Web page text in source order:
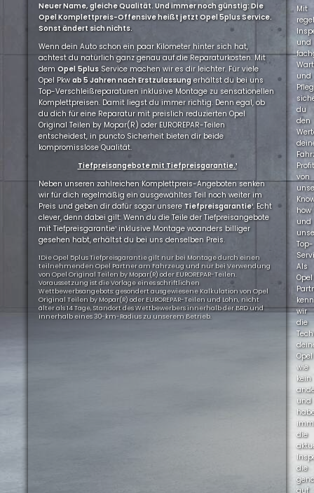
Neuer Name, gleiche Qualität. Und immer noch günstig: Die
Opel Komplettpreis-Offensive heißt jetzt Opel 5plus Service.
Sonst ändert sich nichts.
Wenn dein Auto schon ein paar Kilometer hinter sich hat,
achtest du natürlich ganz genau auf die Reparaturkosten. Mit
dem Opel 5plusService machen wir es dir leichter. Für viele
Opel Pkwab 5 Jahren nach Erstzulassungerhältst du bei uns
Top-Verschleißreparaturen inklusive Montage zu sensationellen
Komplettpreisen. Damit liegst du immer richtig. Denn egal, ob
du dich für eine Reparatur mit preislich reduzierten Opel
Original Teilen by Mopar(R) oder EUROREPAR-Teilen
entscheidest, in puncto Sicherheit bieten dir beide
kompromisslose Qualität.
Tiefpreisangebote mit Tiefpreisgarantie.¹
Neben unseren zahlreichen Komplettpreis-Angeboten senken
wir für dich regelmäßig ein ausgewähltes Teil noch weiter im
Preis und geben dir dafür sogar unsere Tiefpreisgarantie¹. Echt
clever, denn dabei gilt: Wenn du die Teile der Tiefpreisangebote
mit Tiefpreisgarantie¹ inklusive Montage woanders billiger
gesehen habt, erhältst du bei uns denselben Preis.
1Die Opel 5plus Tiefpreisgarantie gilt nur bei Montage durch einen
teilnehmenden Opel Partner am Fahrzeug und nur bei Verwendung
von Opel Original Teilen by Mopar(R) oder EUROREPAR-Teilen.
Voraussetzung ist die Vorlage eines schriftlichen
Wettbewerbsangebots: gesondert ausgewiesene Kalkulation von Opel
Original Teilen by Mopar(R) oder EUROREPAR-Teilen und Lohn, nicht
älter als 14 Tage, Standort des Wettbewerbers innerhalb der BRD und
innerhalb eines 30-km-Radius zu unserem Betrieb.
Mit
und
und
du
den
von
how
und
Top-
Als
Opel
wir
die
Opel
wie
kein
und
die
die
auf